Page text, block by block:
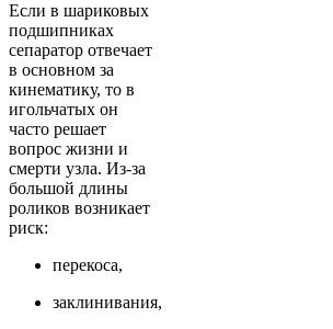
Если в шариковых
подшипниках
сепаратор отвечает
в основном за
кинематику, то в
игольчатых он
часто решает
вопрос жизни и
смерти узла. Из-за
большой длины
роликов возникает
риск:
перекоса,
заклинивания,